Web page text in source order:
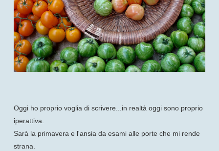
Oggi ho proprio voglia di scrivere...in realtà oggi sono proprio
iperattiva.
Sarà la primavera e l'ansia da esami alle porte che mi rende
strana.